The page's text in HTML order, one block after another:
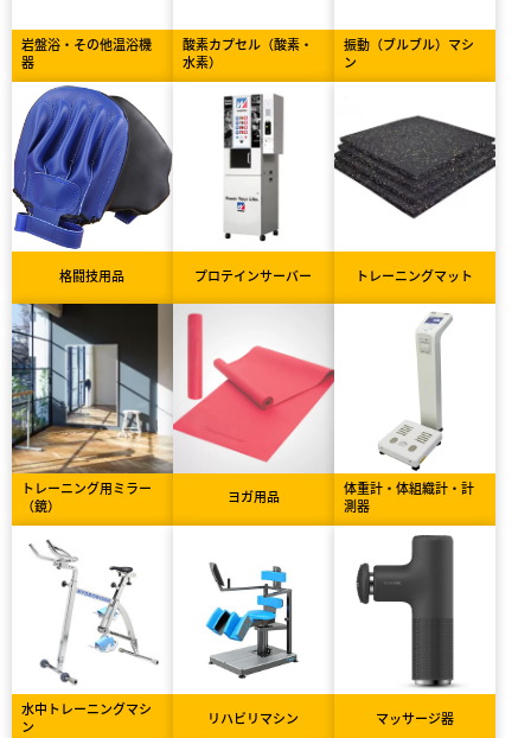
岩盤浴・その他温浴機
器
酸素カプセル（酸素・
水素）
振動（ブルブル）マシ
ン
格闘技用品 プロテインサーバー トレーニングマット
トレーニング用ミラー
（鏡）
ヨガ用品
体重計・体組織計・計
測器
水中トレーニングマシ
ン
リハビリマシン マッサージ器